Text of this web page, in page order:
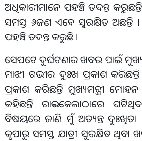
ଅଧିକାରୀମାନେ ପହଞ୍ଚି ତଦନ୍ତ
ସମସ୍ତ ୬ଜଣ ଏବେ ସୁରକ୍ଷିତ ଅଛନ୍ତି
ପହଞ୍ଚି ତଦନ୍ତ କରୁଛି ।
ସେପଟେ ଦୁର୍ଘଟଣାର ଖବର ପାଇଁ
ମାଝୀ ଗଭୀର ଦୁଃଖ ପ୍ରକାଶ
ପ୍ରକାଶ କରିଛନ୍ତି ମୁଖ୍ୟମନ୍ତ୍ରୀ
କହିଛନ୍ତି ରାଉରକେଲାଠାରେ
ବିଷୟରେ ଜାଣି ମୁଁ ଅତ୍ୟନ୍ତ ଦୁଃଖିତ।
କୃପାରୁ ସମସ୍ତ ଯାତ୍ରୀ ସୁରକ୍ଷିତ ଥିବା